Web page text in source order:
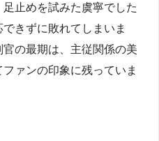
止めを試みた虞寧でした
きずに敗れてしまいま
の最期は、主従関係の美
ァンの印象に残っていま